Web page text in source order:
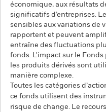
économique, aux résultats
significatifs d’entreprises.
sensibles aux variations de
rapportent et peuvent
entraîne des fluctuations
fonds. L'impact sur le
les produits dérivés sont
manière complexe.
Toutes les catégories
ce fonds utilisent des
risque de change. Le